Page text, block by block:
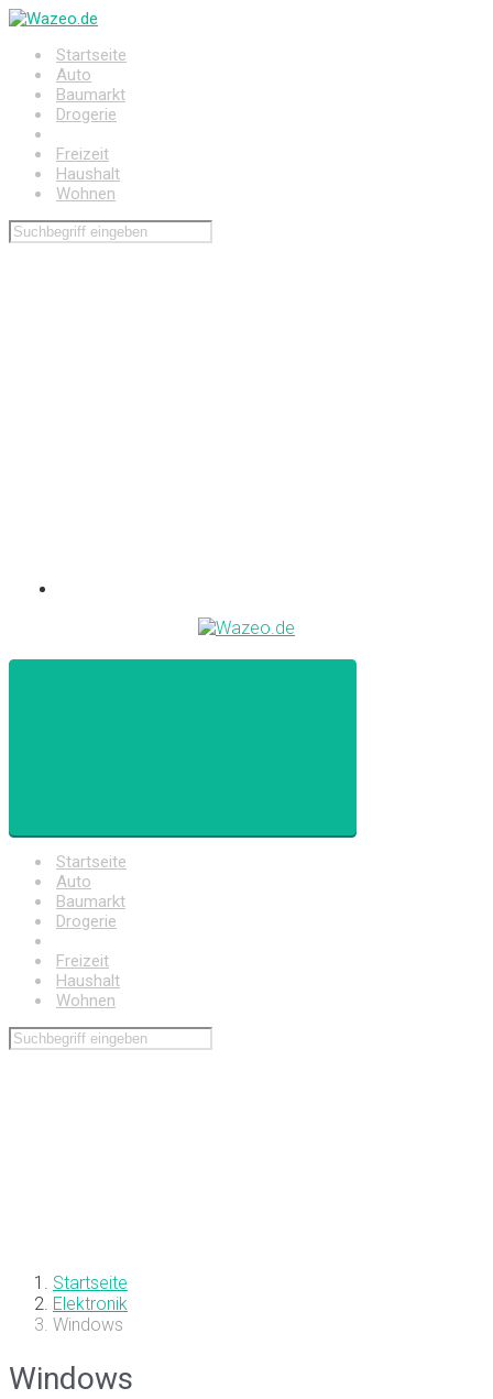
Zum
springenStartseite
Auto
Baumarkt
Drogerie
Freizeit
Haushalt
Wohnen
Startseite
Auto
Baumarkt
Drogerie
Freizeit
Haushalt
Wohnen
Startseite
Elektronik
Windows
Windows